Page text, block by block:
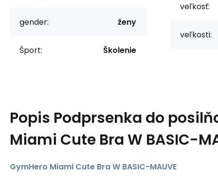
gender: ženy
Šport: Školenie
veľkosť:
veľkosti:
Popis Podprsenka do
Miami Cute Bra W BASIC-
GymHero Miami Cute Bra W BASIC-MAUVE